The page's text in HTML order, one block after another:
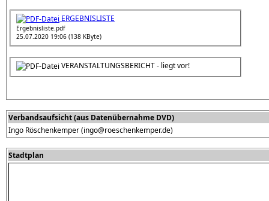
ERGEBNISLISTE
Ergebnisliste.pdf
25.07.2020 19:06 (138 KByte)
VERANSTALTUNGSBERICHT - liegt vor!
Verbandsaufsicht (aus Datenübernahme DVD)
Ingo Röschenkemper (ingo@roeschenkemper.de)
Stadtplan